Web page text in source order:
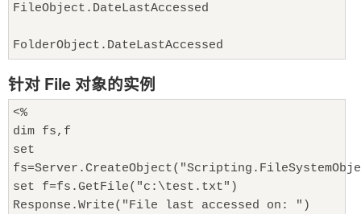
FileObject.DateLastAccessed
FolderObject.DateLastAccessed
针对 File 对象的实例
<%
dim fs,f
set
set f=fs.GetFile("c:\test.txt")
Response.Write("File last accessed on: ")